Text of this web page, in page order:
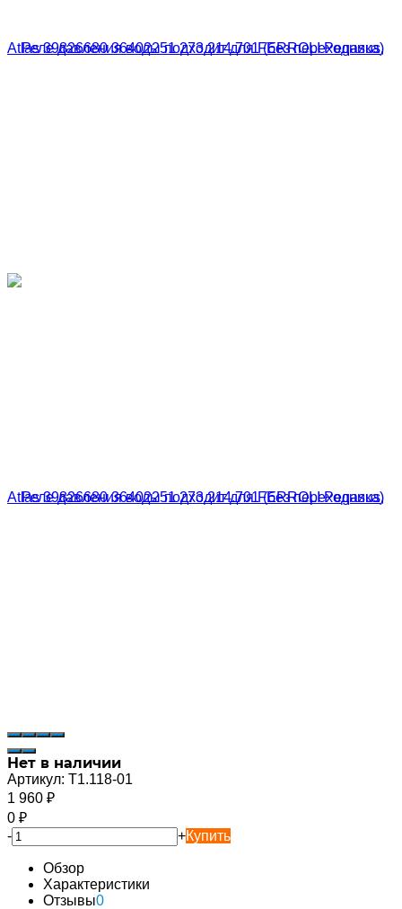
Нет в наличии
Артикул: T1.118-01
1 960 ₽
0 ₽
-
+Купить
Обзор
Характеристики
Отзывы0